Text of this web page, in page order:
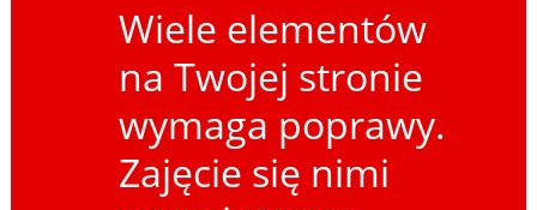
Wiele elementów
na Twojej stronie
wymaga poprawy.
Zajęcie się nimi